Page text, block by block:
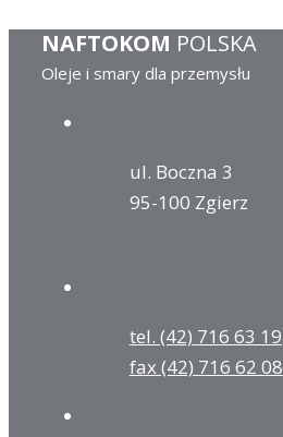
NAFTOKOM POLSKA
Oleje i smary dla przemysłu
ul. Boczna 3
95-100 Zgierz
tel. (42) 716 63 19
fax (42) 716 62 08